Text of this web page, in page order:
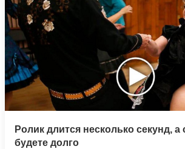
Ролик длится несколько секунд,
будете долго